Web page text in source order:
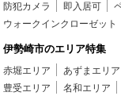
防犯カメラ
即入居可
ウォークインクローゼット
伊勢崎市のエリア特集
赤堀エリア あずまエリア
豊受エリア
名和エリア